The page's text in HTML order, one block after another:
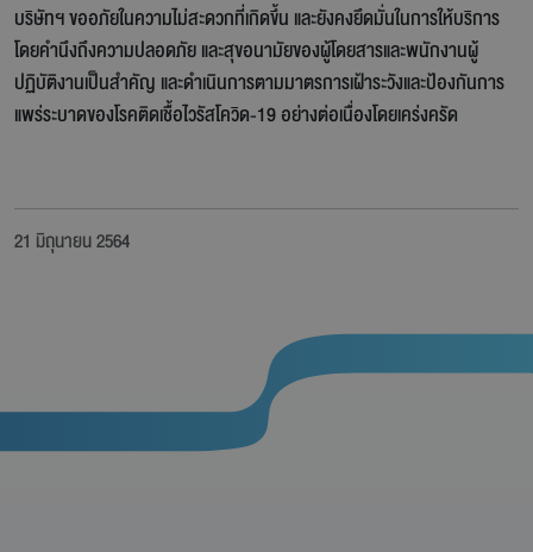
บริษัทฯ ขออภัยในความไม่สะดวกที่เกิดขึ้น และยังคงยึดมั่นในการให้บริการ
โดยคำนึงถึงความปลอดภัย และสุขอนามัยของผู้โดยสารและพนักงานผู้
ปฏิบัติงานเป็นสำคัญ และดำเนินการตามมาตรการเฝ้าระวังและป้องกันการ
แพร่ระบาดของโรคติดเชื้อไวรัสโควิด-19 อย่างต่อเนื่องโดยเคร่งครัด
21 มิถุนายน 2564